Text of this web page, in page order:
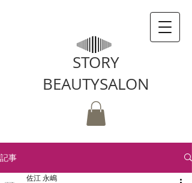
STORY
BEAUTYSALON
記事
佐江 永嶋